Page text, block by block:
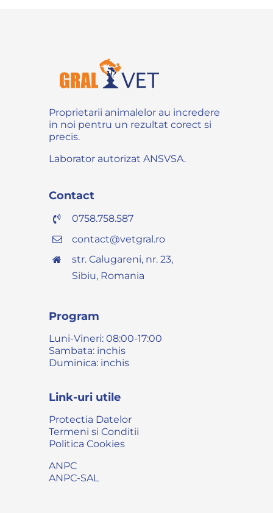
Proprietarii animalelor au incredere
in noi pentru un rezultat corect si
precis.
Laborator autorizat ANSVSA.
Contact
0758.758.587
contact@vetgral.ro
str. Calugareni, nr. 23,
Sibiu, Romania
Program
Luni-Vineri: 08:00-17:00
Sambata: inchis
Duminica: inchis
Link-uri utile
Protectia Datelor
Termeni si Conditii
Politica Cookies
ANPC
ANPC-SAL